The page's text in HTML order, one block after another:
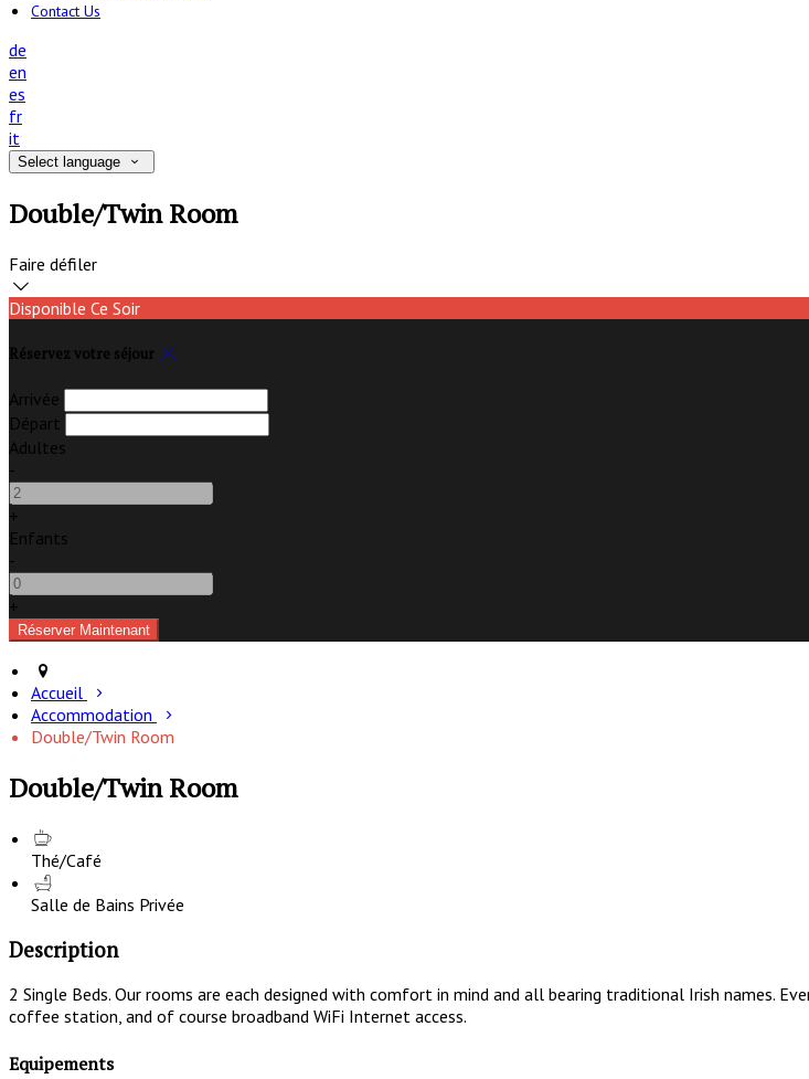
Contact Us
de
en
es
fr
it
Select language
Double/Twin Room
Faire défiler
Disponible Ce Soir
Réservez votre séjour
Arrivée
Départ
Adultes
-
+
Enfants
-
+
Accueil
Accommodation
Double/Twin Room
Double/Twin Room
Thé/Café
Salle de Bains Privée
Description
2 Single Beds. Our rooms are each designed with comfort in mind and all bearing traditional Irish names.
coffee station, and of course broadband WiFi Internet access.
Equipements